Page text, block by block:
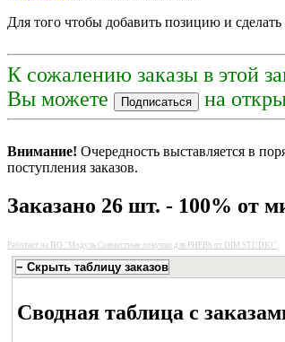
Для того чтобы добавить позицию и сделать
К сожалению заказы в этой
Вы можете
на
Внимание! Очередность выставляется в
поступления заказов.
Заказано 26 шт. - 100% от
Работает на ПО "Модуль Совместные покупки для PHPBb от DIM STUDIO"
Сводная таблица с